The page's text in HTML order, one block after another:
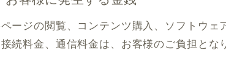
ージの閲覧、コンテンツ購入、ソフトウェ
続料金、通信料金は、お客様のご負担とな